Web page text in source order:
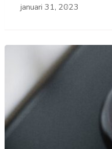
januari 31, 2023